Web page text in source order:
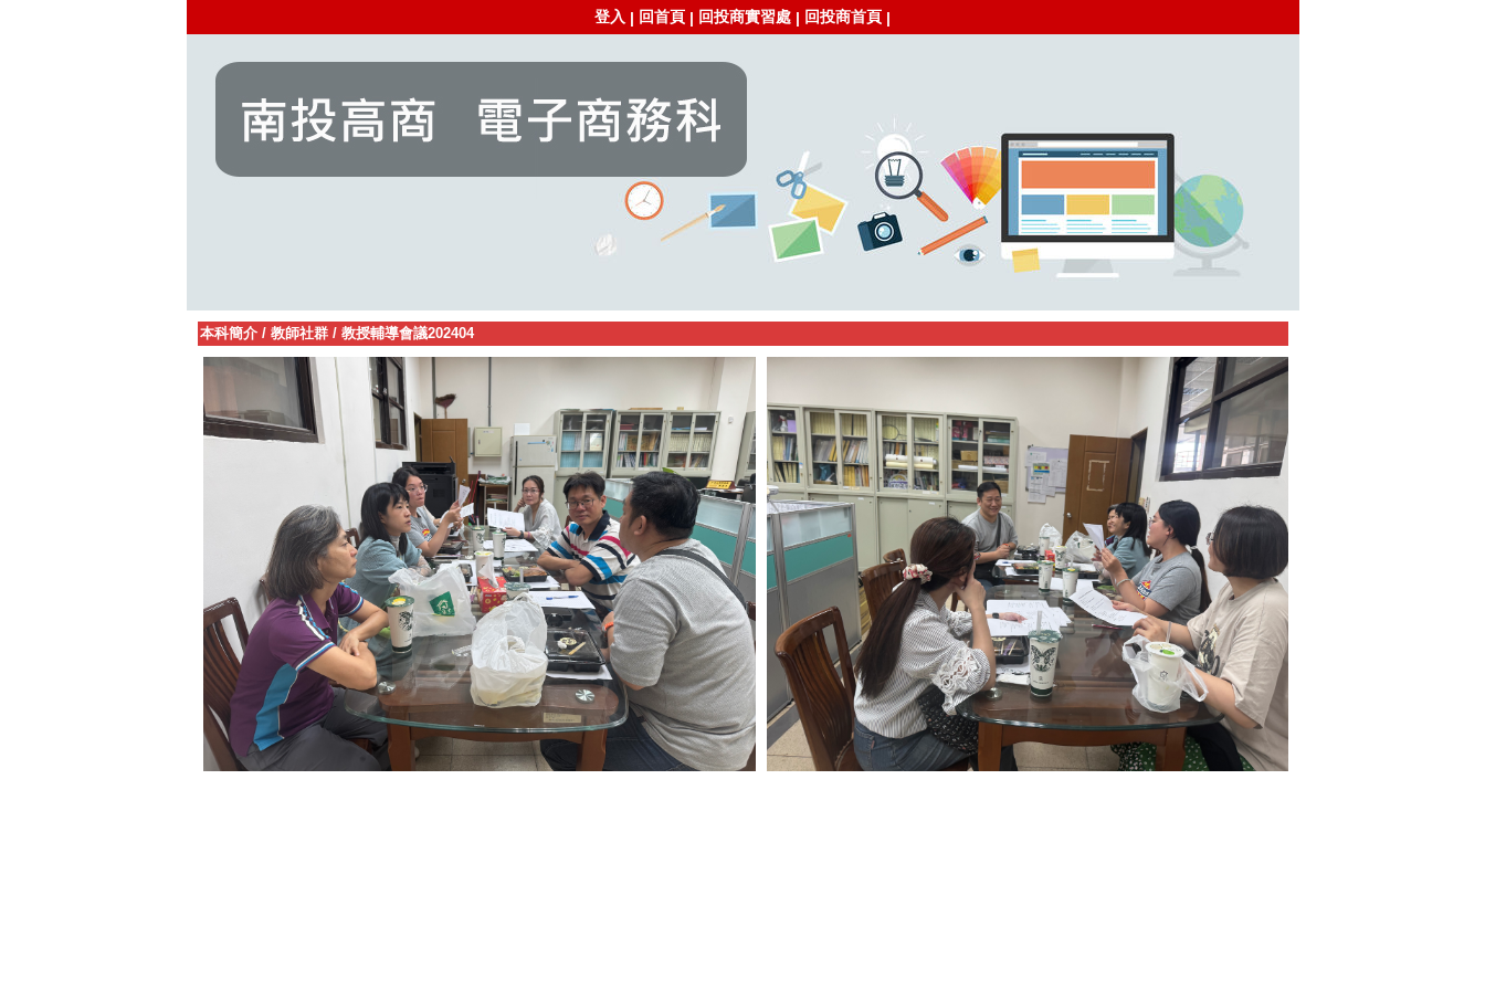
登入 | 回首頁 | 回投商實習處 | 回投商首頁 |
本科簡介/ 教師社群/ 教授輔導會議202404